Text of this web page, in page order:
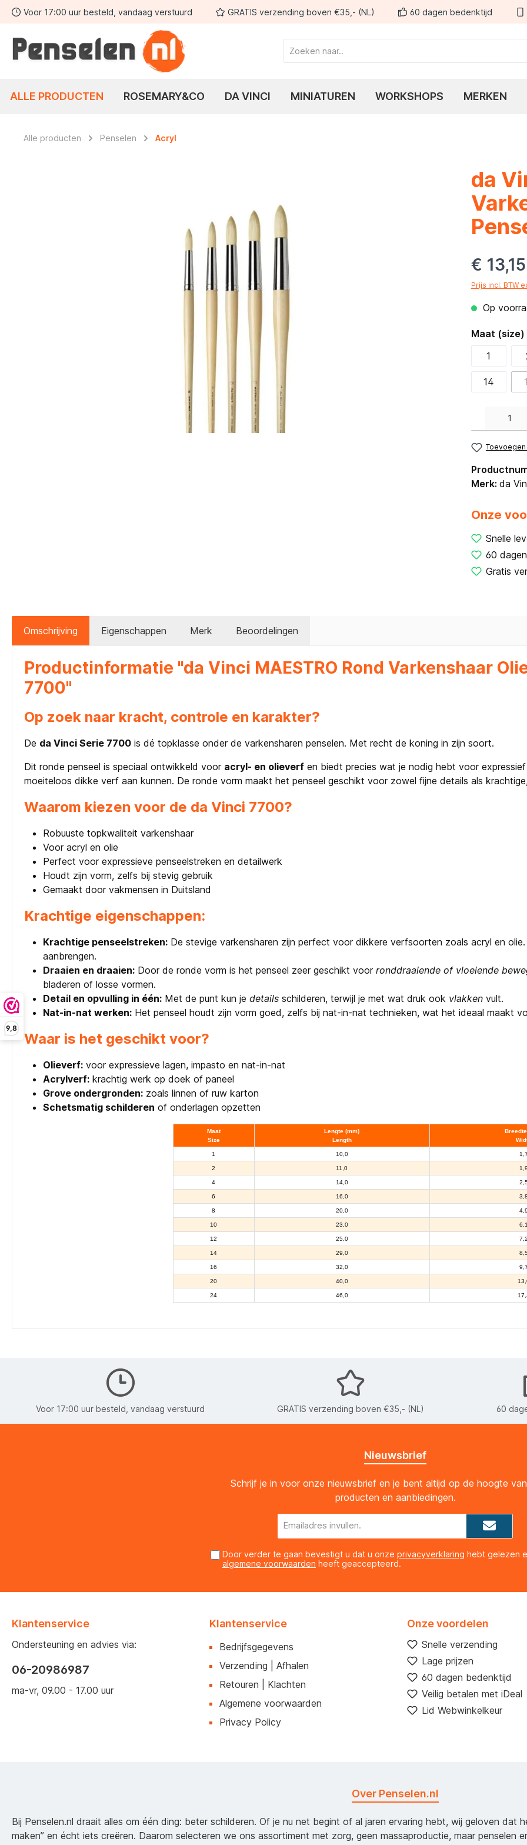
9,8
Ga naar de hoofdnavigatie
Voor 17:00 uur besteld, vandaag verstuurd GRATIS verzending boven €35,- (NL) 60 dagen bedenktijd
ALLE PRODUCTEN ROSEMARY&CO DA VINCI MINIATUREN WORKSHOPS MERKEN
Alle producten Penselen Acryl
da
€
Prijs incl. BTW
Op
Maat (size)
1
14
Merk: da
Onze
Snelle
60
Gratis
Omschrijving Eigenschappen Merk Beoordelingen
Productinformatie "da Vinci MAESTRO Rond Varkenshaar
7700"
Op zoek naar kracht, controle en karakter?
De da Vinci Serie 7700 is dé topklasse onder de varkensharen penselen. Met recht de koning in zijn soort.
Dit ronde penseel is speciaal ontwikkeld voor acryl- en olieverf en biedt precies wat je nodig hebt voor
moeiteloos dikke verf aan kunnen. De ronde vorm maakt het penseel geschikt voor zowel fijne details als
Waarom kiezen voor de da Vinci 7700?
Robuuste topkwaliteit varkenshaar
Voor acryl en olie
Perfect voor expressieve penseelstreken en detailwerk
Houdt zijn vorm, zelfs bij stevig gebruik
Gemaakt door vakmensen in Duitsland
Krachtige eigenschappen:
Krachtige penseelstreken: De stevige varkensharen zijn perfect voor dikkere verfsoorten zoals acryl en
aanbrengen.
Draaien en draaien: Door de ronde vorm is het penseel zeer geschikt voor ronddraaiende of vloeiende
bladeren of losse vormen.
Detail en opvulling in één: Met de punt kun je details schilderen, terwijl je met wat druk ook vlakken vult.
Nat-in-nat werken: Het penseel houdt zijn vorm goed, zelfs bij nat-in-nat technieken, wat het ideaal maakt
Waar is het geschikt voor?
Olieverf: voor expressieve lagen, impasto en nat-in-nat
Acrylverf: krachtig werk op doek of paneel
Grove ondergronden: zoals linnen of ruw karton
Schetsmatig schilderen of onderlagen opzetten
Maat
Size
Lengte (mm)
Length
1 10,0 1,7
2 11,0 1,9
4 14,0
6 16,0 3,8
8 20,0 4,9
10 23,0 6,1
12 25,0 7,2
14 29,0
16 32,0 9,7
20 40,0
24 46,0
Voor 17:00 uur besteld, vandaag verstuurd GRATIS verzending boven €35,- (NL) 60
Nieuwsbrief
Schrijf je in voor onze nieuwsbrief en je bent altijd op de hoogte
producten en aanbiedingen.
Door verder te gaan bevestigt u dat u onze privacyverklaring hebt gelezen
algemene voorwaarden heeft geaccepteerd.
Klantenservice
Ondersteuning en advies via:
06-20986987
ma-vr, 09.00 - 17.00 uur
Klantenservice
Bedrijfsgegevens
Verzending | Afhalen
Retouren | Klachten
Algemene voorwaarden
Privacy Policy
Onze voordelen
Snelle verzending
Lage prijzen
60 dagen bedenktijd
Veilig betalen met iDeal
Lid Webwinkelkeur
Over Penselen.nl
Bij Penselen.nl draait alles om één ding: beter schilderen. Of je nu net begint of al jaren ervaring hebt, wij geloven dat
maken” en écht iets creëren. Daarom selecteren we ons assortiment met zorg, geen massaproductie, maar penselen